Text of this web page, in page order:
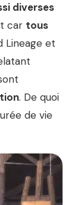
diverses
car tous
Lineage et
. De quoi
de vie